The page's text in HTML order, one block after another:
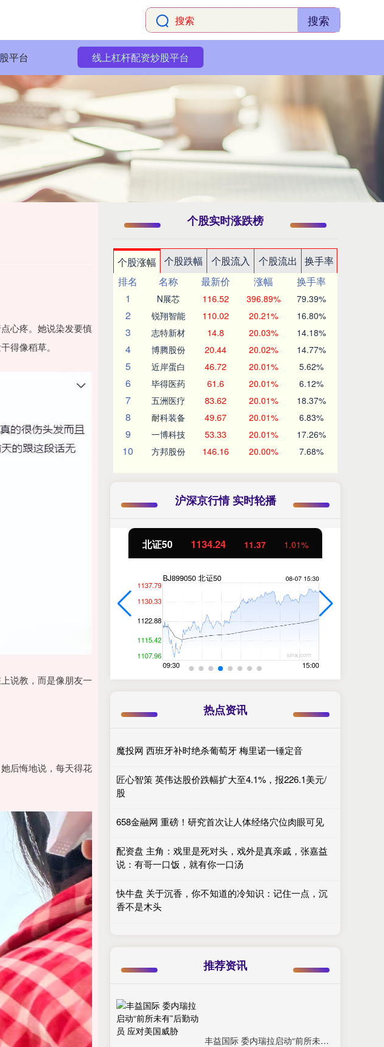
搜索
平台 线上杠杆配资炒股平台
心疼。她说染发要慎
得像稻草。
说教，而是像朋友一
后悔地说，每天得花
个股实时涨跌榜
个股涨幅 个股跌幅 个股流入 个股流出
换手率
排名
名称 最新价 涨幅
换手率
1
N展芯 116.52 396.89% 79.39%
2 锐翔智能 110.02 20.21% 16.80%
3 志特新材 14.8 20.03% 14.18%
4 博腾股份 20.44 20.02% 14.77%
5 近岸蛋白 46.72 20.01% 5.62%
6 毕得医药 61.6 20.01% 6.12%
7 五洲医疗 83.62 20.01% 18.37%
8 耐科装备 49.67 20.01% 6.83%
9 一博科技 53.33 20.01% 17.26%
10 方邦股份 146.16 20.00% 7.68%
沪深京行情 实时轮播
创业板指 3563.12 47.56 1.35%
热点资讯
魔投网 西班牙补时绝杀葡萄牙 梅里诺一锤定音
匠心智策 英伟达股价跌幅扩大至4.1%，报226.1美元/
股
658金融网 重磅！研究首次让人体经络穴位肉眼可见
配资盘 主角：戏里是死对头，戏外是真亲戚，张嘉益
说：有哥一口饭，就有你一口汤
快牛盘 关于沉香，你不知道的冷知识：记住一点，沉
香不是木头
推荐资讯
丰益国际 委内瑞拉启动“前所未有”后勤动员 应对美国威胁